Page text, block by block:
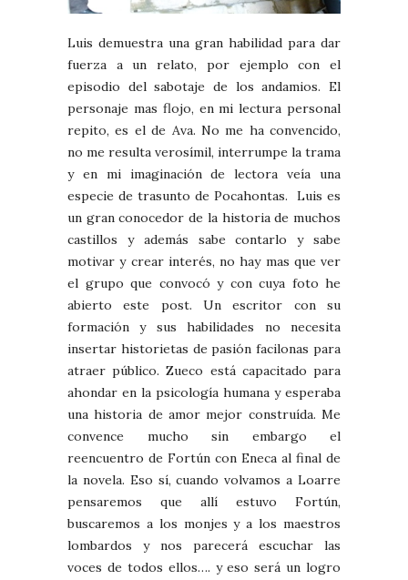
Luis demuestra una gran habilidad para dar
fuerza a un relato, por ejemplo con el
episodio del sabotaje de los andamios. El
personaje mas flojo, en mi lectura personal
repito, es el de Ava. No me ha convencido,
no me resulta verosímil, interrumpe la trama
y en mi imaginación de lectora veía una
especie de trasunto de Pocahontas. Luis es
un gran conocedor de la historia de muchos
castillos y además sabe contarlo y sabe
motivar y crear interés, no hay mas que ver
el grupo que convocó y con cuya foto he
abierto este post. Un escritor con su
formación y sus habilidades no necesita
insertar historietas de pasión facilonas para
atraer público. Zueco está capacitado para
ahondar en la psicología humana y esperaba
una historia de amor mejor construída. Me
convence mucho sin embargo el
reencuentro de Fortún con Eneca al final de
la novela. Eso sí, cuando volvamos a Loarre
pensaremos que allí estuvo Fortún,
buscaremos a los monjes y a los maestros
lombardos y nos parecerá escuchar las
voces de todos ellos…. y eso será un logro